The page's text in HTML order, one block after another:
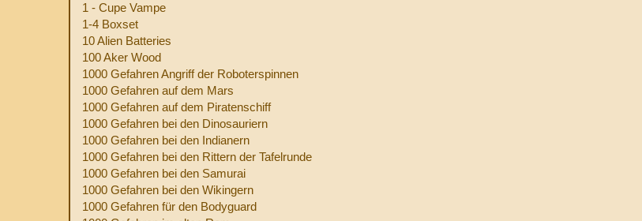
1 - Cupe Vampe
1-4 Boxset
10 Alien Batteries
100 Aker Wood
1000 Gefahren Angriff der Roboterspinnen
1000 Gefahren auf dem Mars
1000 Gefahren auf dem Piratenschiff
1000 Gefahren bei den Dinosauriern
1000 Gefahren bei den Indianern
1000 Gefahren bei den Rittern der Tafelrunde
1000 Gefahren bei den Samurai
1000 Gefahren bei den Wikingern
1000 Gefahren für den Bodyguard